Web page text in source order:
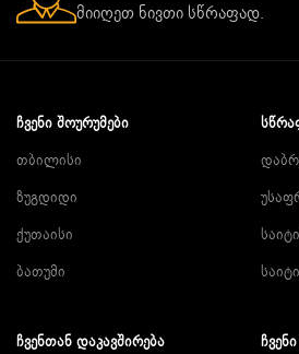
მიიღეთ ნივთი სწრაფად.
ᲩᲕᲔᲜᲘ ᲨᲝᲣᲠᲣᲛᲔᲑᲘ
თბილისი
ზუგდიდი
ქუთაისი
ბათუმი
ᲩᲕᲔᲜᲗᲐᲜ ᲓᲐᲙᲐᲕᲨᲘᲠᲔᲑᲐ